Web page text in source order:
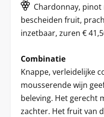
Chardonnay,
bescheiden fruit,
inzetbaar, zuren €
Combinatie
Knappe, verleidelijke
mousserende wijn
beleving. Het gerecht
zachter. Het fruit van